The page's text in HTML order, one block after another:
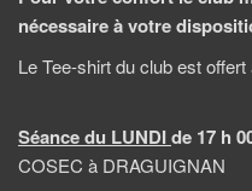
nécessaire à votre
Le Tee-shirt du club est
Séance du LUNDIde 17 h
COSEC à DRAGUIGNAN